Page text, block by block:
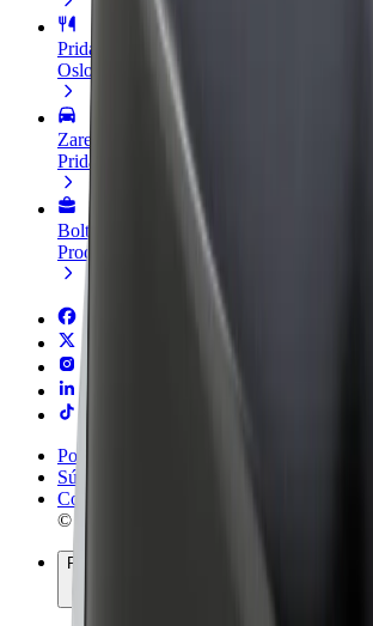
Pridajte reštauráciu
Oslovte viac zákazníkov a zvýšte svoje
Zaregistrujte sa ako flotilový partner
Pridajte svoju flotilu k Boltu a zvýšte
Bolt for Business
Produkty a služby Bolt prispôsobené
Podmienky používania
Súkromie
Cookies
© 2026 Bolt Technology OÜ
Produkty